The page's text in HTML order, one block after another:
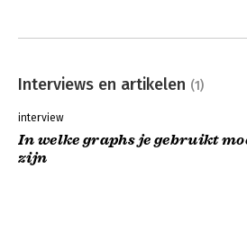
Interviews en artikelen (1)
interview
In welke graphs je gebruikt
zijn